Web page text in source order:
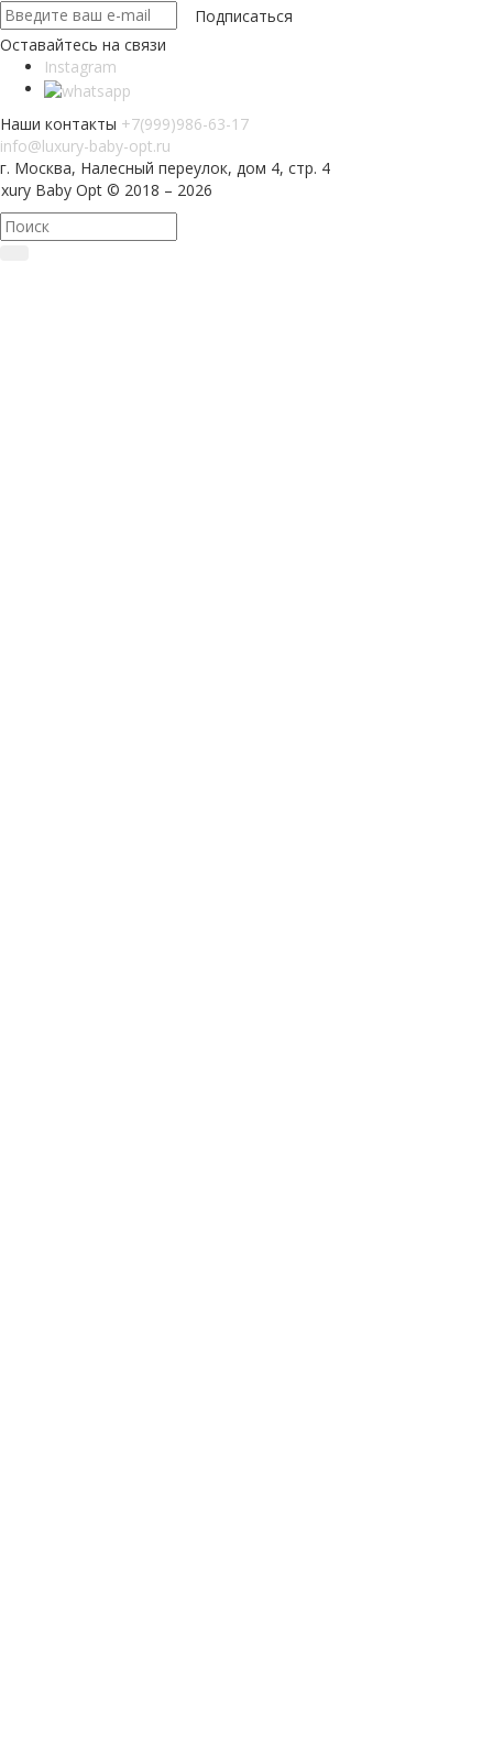
Оставайтесь на связи
Instagram
Наши контакты +7(999)986-63-17
info@luxury-baby-opt.ru
г. Москва, Налесный переулок, дом 4, стр. 4
Baby Opt © 2018 – 2026